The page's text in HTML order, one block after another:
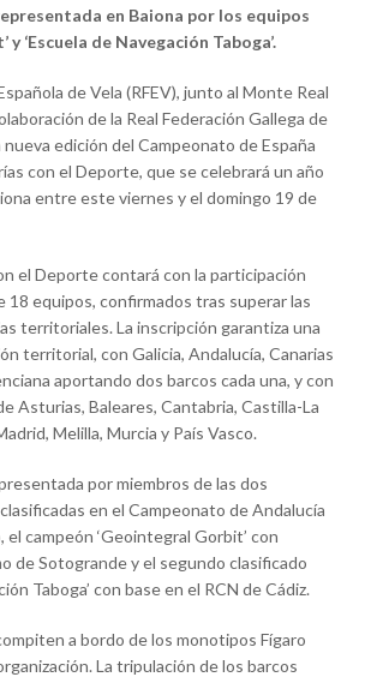
en Baiona por los equipos
y ‘Escuela de Navegación Taboga’.
de Vela (RFEV), junto al Monte Real
de la Real Federación Gallega de
nueva edición del Campeonato de España
con el Deporte, que se celebrará un año
entre este viernes y el domingo 19 de
el Deporte contará con la participación
18 equipos, confirmados tras superar las
territoriales. La inscripción garantiza una
territorial, con Galicia, Andalucía, Canarias
aportando dos barcos cada una, y con
Asturias, Baleares, Cantabria, Castilla-La
Melilla, Murcia y País Vasco.
por miembros de las dos
en el Campeonato de Andalucía
campeón ‘Geointegral Gorbit’ con
de Sotogrande y el segundo clasificado
Taboga’ con base en el RCN de Cádiz.
a bordo de los monotipos Fígaro
La tripulación de los barcos